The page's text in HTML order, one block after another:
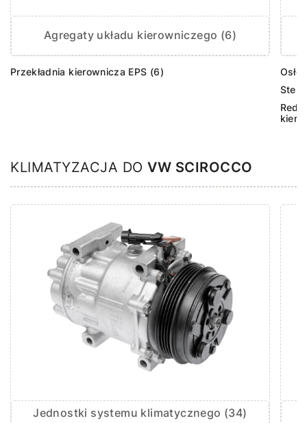
Agregaty układu kierowniczego (6)
Przekładnia kierownicza EPS (6)
KLIMATYZACJA DO VW SCIROCCO
Jednostki systemu klimatycznego (34)